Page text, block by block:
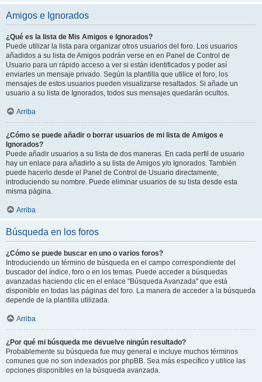
Amigos e Ignorados
¿Qué es la lista de Mis Amigos e Ignorados?
Puede utilizar la lista para organizar otros usuarios del foro. Los usuarios
añadidos a su lista de Amigos podrán verse en en Panel de Control de
Usuario para un rápido acceso a ver si están identificados y poder así
enviarles un mensaje privado. Según la plantilla que utilice el foro, los
mensajes de estos usuarios pueden visualizarse resaltados. Si añade un
usuario a su lista de Ignorados, todos sus mensajes quedarán ocultos.
Arriba
¿Cómo se puede añadir o borrar usuarios de mi lista de Amigos e
Ignorados?
Puede añadir usuarios a su lista de dos maneras. En cada perfil de usuario
hay un enlace para añadirlo a su lista de Amigos y/o Ignorados. También
puede hacerlo desde el Panel de Control de Usuario directamente,
introduciendo su nombre. Puede eliminar usuarios de su lista desde esta
misma página.
Arriba
Búsqueda en los foros
¿Cómo se puede buscar en uno o varios foros?
Introduciendo un término de búsqueda en el campo correspondiente del
buscador del índice, foro o en los temas. Puede acceder a búsquedas
avanzadas haciendo clic en el enlace "Búsqueda Avanzada" que está
disponible en todas las páginas del foro. La manera de acceder a la búsqueda
depende de la plantilla utilizada.
Arriba
¿Por qué mi búsqueda me devuelve ningún resultado?
Probablemente su búsqueda fue muy general e incluye muchos términos
comunes que no son indexados por phpBB. Sea más específico y utilice las
opciones disponibles en la búsqueda avanzada.